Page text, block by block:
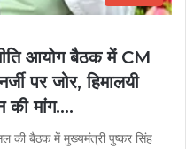
आयोग बैठक में CM
पर जोर, हिमालयी
की मांग….
की बैठक में मुख्यमंत्री पुष्कर सिंह